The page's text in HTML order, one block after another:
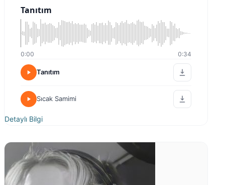
Tanıtım
0:00 0:34
Tanıtım
Sıcak Samimi
Detaylı Bilgi